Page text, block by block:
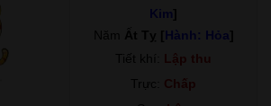
Kim]
Năm Ất Tỵ [Hành: Hỏa]
Tiết khí: Lập thu
Trực: Chấp